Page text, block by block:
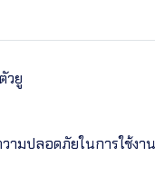
วยู
ปลอดภัยในการใช้งาน